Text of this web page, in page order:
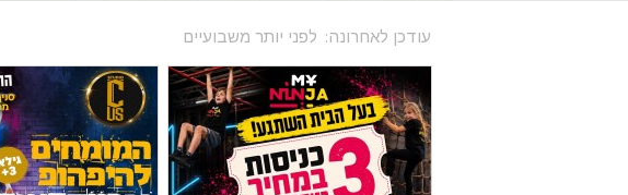
עודכן לאחרונה: לפני יותר משבועיים